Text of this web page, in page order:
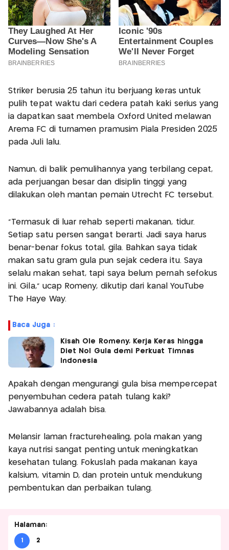
Striker berusia 25 tahun itu berjuang keras untuk
pulih tepat waktu dari cedera patah kaki serius yang
ia dapatkan saat membela Oxford United melawan
Arema FC di turnamen pramusim Piala Presiden 2025
pada Juli lalu.
Namun, di balik pemulihannya yang terbilang cepat,
ada perjuangan besar dan disiplin tinggi yang
dilakukan oleh mantan pemain Utrecht FC tersebut.
"Termasuk di luar rehab seperti makanan, tidur.
Setiap satu persen sangat berarti. Jadi saya harus
benar-benar fokus total, gila. Bahkan saya tidak
makan satu gram gula pun sejak cedera itu. Saya
selalu makan sehat, tapi saya belum pernah sefokus
ini. Gila," ucap Romeny, dikutip dari kanal YouTube
The Haye Way.
Baca Juga :
Kisah Ole Romeny, Kerja Keras hingga
Diet Nol Gula demi Perkuat Timnas
Indonesia
Apakah dengan mengurangi gula bisa mempercepat
penyembuhan cedera patah tulang kaki?
Jawabannya adalah bisa.
Melansir laman fracturehealing, pola makan yang
kaya nutrisi sangat penting untuk meningkatkan
kesehatan tulang. Fokuslah pada makanan kaya
kalsium, vitamin D, dan protein untuk mendukung
pembentukan dan perbaikan tulang.
Halaman:
1 2